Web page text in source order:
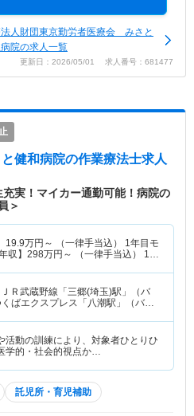
法人財団東京勤労者医療会 みさと
院の求人一覧
更新日：2026/05/01 求人番号：681477
健和病院の作業療法士求人
充実！マイカー通勤可能！病院の
＞
19.9万円～
（一律手当込） 1年目モ
収】 298万円～
（一律手当込） 1年
ＪＲ武蔵野線「三郷(埼玉)駅」（バ
ばエクスプレス「八潮駅」（バ
活動の訓練により、対象者ひとりひ
学的・社会的視点か…
託児所・育児補助